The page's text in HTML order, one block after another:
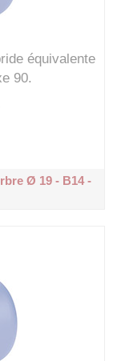
équivalente
90.
Ø 19 - B14 -